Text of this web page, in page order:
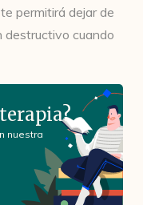
permitirá dejar de
cuando
nuestra